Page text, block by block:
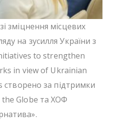
зміцнення місцевих
на зусилля України з
to strengthen
in view of Ukrainian
за підтримки
the Globe та ХОФ